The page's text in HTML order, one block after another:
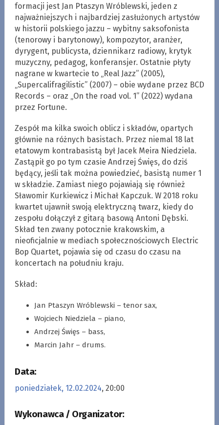
formacji jest Jan Ptaszyn Wróblewski, jeden z
najważniejszych i najbardziej zasłużonych artystów
w historii polskiego jazzu – wybitny saksofonista
(tenorowy i barytonowy), kompozytor, aranżer,
dyrygent, publicysta, dziennikarz radiowy, krytyk
muzyczny, pedagog, konferansjer. Ostatnie płyty
nagrane w kwartecie to „Real Jazz” (2005),
„Supercalifragilistic” (2007) – obie wydane przez BCD
Records – oraz „On the road vol. 1” (2022) wydana
przez Fortune.
Zespół ma kilka swoich oblicz i składów, opartych
głównie na różnych basistach. Przez niemal 18 lat
etatowym kontrabasistą był Jacek Meira Niedziela.
Zastąpił go po tym czasie Andrzej Święs, do dziś
będący, jeśli tak można powiedzieć, basistą numer 1
w składzie. Zamiast niego pojawiają się również
Sławomir Kurkiewicz i Michał Kapczuk. W 2018 roku
kwartet ujawnił swoją elektryczną twarz, kiedy do
zespołu dołączył z gitarą basową Antoni Dębski.
Skład ten zwany potocznie krakowskim, a
nieoficjalnie w mediach społecznościowych Electric
Bop Quartet, pojawia się od czasu do czasu na
koncertach na południu kraju.
Skład:
Jan Ptaszyn Wróblewski – tenor sax,
Wojciech Niedziela – piano,
Andrzej Święs – bass,
Marcin Jahr – drums.
Data:
poniedziałek, 12.02.2024, 20:00
Wykonawca / Organizator: